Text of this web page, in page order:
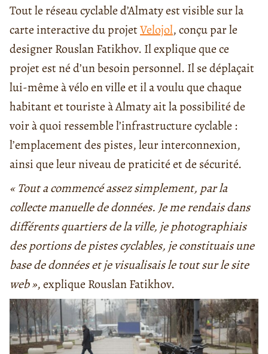
Tout le réseau cyclable d’Almaty est visible sur la
carte interactive du projetVelojol, conçu par le
designer Rouslan Fatikhov. Il explique que ce
projet est né d’un besoin personnel. Il se déplaçait
lui-même à vélo en ville et il a voulu que chaque
habitant et touriste à Almaty ait la possibilité de
voir à quoi ressemble l’infrastructure cyclable :
l’emplacement des pistes, leur interconnexion,
ainsi que leur niveau de praticité et de sécurité.
« Tout a commencé assez simplement, par la
collecte manuelle de données. Je me rendais dans
différents quartiers de la ville, je photographiais
des portions de pistes cyclables, je constituais une
base de données et je visualisais le tout sur le site
web », explique Rouslan Fatikhov.